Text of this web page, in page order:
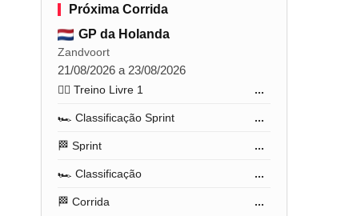
Próxima Corrida
GP da Holanda
Zandvoort
21/08/2026 a 23/08/2026
🏋️‍♂️ Treino Livre 1 ...
🏎️ Classificação Sprint ...
🏁 Sprint ...
🏎️ Classificação ...
🏁 Corrida ...